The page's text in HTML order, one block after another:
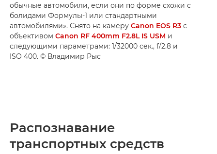
обычные автомобили, если они по форме схожи с
болидами Формулы-1 или стандартными
автомобилями». Снято на камеру Canon EOS R3 с
объективом Canon RF 400mm F2.8L IS USM и
следующими параметрами: 1/32000 сек., f/2.8 и
ISO 400. © Владимир Рыс
Распознавание
транспортных средств